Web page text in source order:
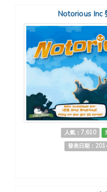
Notorious Inc
人氣：7,610
發表日期：